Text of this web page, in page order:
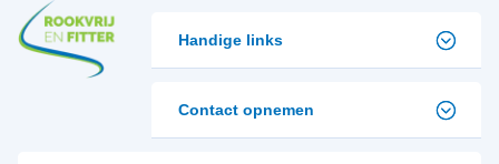
Handige links
Contact opnemen